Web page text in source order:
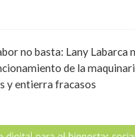
no basta: Lany Labarca
de la
y entierra fracasos